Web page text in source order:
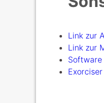
Link zur
Link zur